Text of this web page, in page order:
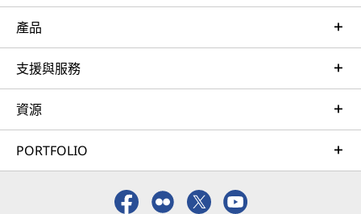
產品
支援與服務
資源
PORTFOLIO